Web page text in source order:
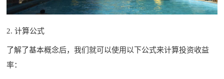
2. 计算公式
了解了基本概念后，我们就可以使用以下公式来计算投资收益
率：